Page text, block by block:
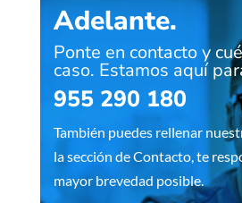
Adelante.
Ponte en contacto y
caso. Estamos aquí
955 290 180
También puedes rellenar
la sección de Contacto, te
mayor brevedad posible.